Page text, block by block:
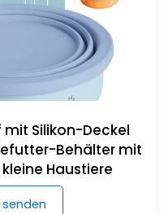
Silikon-Deckel
Behälter mit
Haustiere